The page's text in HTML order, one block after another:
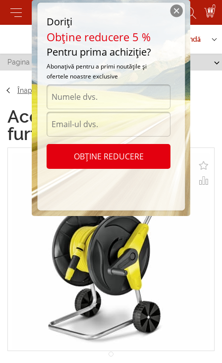
0
Contactați-ne Serviciu de comandă
Pagina principală Cărucior cu furtun Karcher HC 50
Înapoi
Accesorii Cărucior cu
furtun Karcher HC 50
Doriți
Obține reducere 5 %
Pentru prima achiziție?
Abonațivă pentru a primi noutățile și
ofertele noastre exclusive
OBȚINE REDUCERE